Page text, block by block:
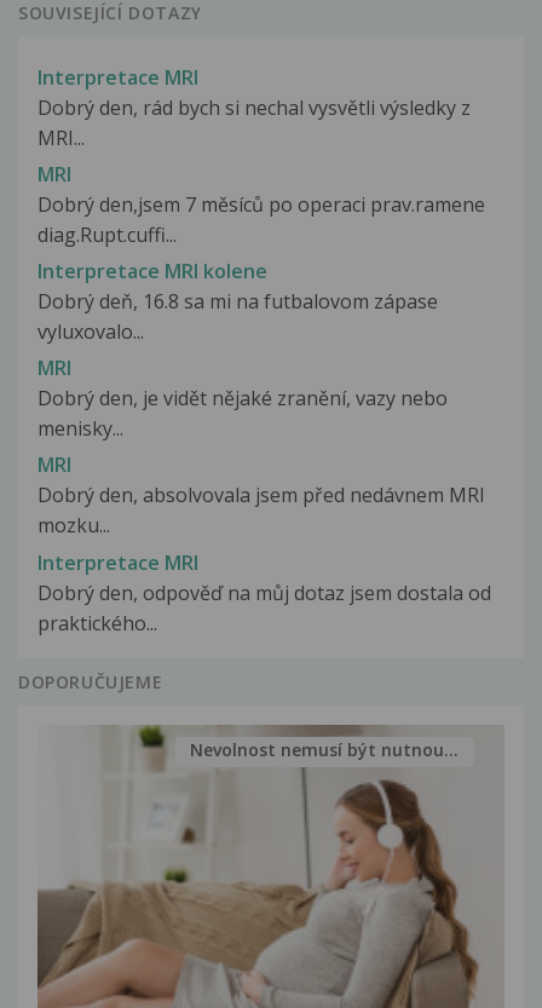
SOUVISEJÍCÍ DOTAZY
Interpretace MRI
Dobrý den, rád bych si nechal vysvětli výsledky z
MRI...
MRI
Dobrý den,jsem 7 měsíců po operaci prav.ramene
diag.Rupt.cuffi...
Interpretace MRI kolene
Dobrý deň, 16.8 sa mi na futbalovom zápase
vyluxovalo...
MRI
Dobrý den, je vidět nějaké zranění, vazy nebo
menisky...
MRI
Dobrý den, absolvovala jsem před nedávnem MRI
mozku...
Interpretace MRI
Dobrý den, odpověď na můj dotaz jsem dostala od
praktického...
DOPORUČUJEME
Nevolnost nemusí být nutnou...